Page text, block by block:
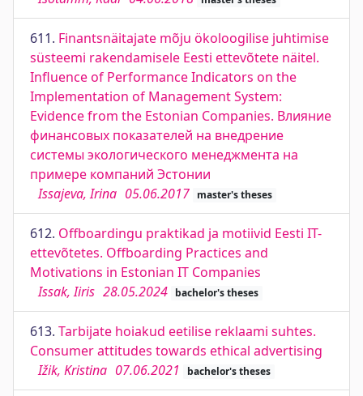
611. Finantsnäitajate mõju ökoloogilise juhtimise
süsteemi rakendamisele Eesti ettevõtete näitel.
Influence of Performance Indicators on the
Implementation of Management System:
Evidence from the Estonian Companies. Влияние
финансовых показателей на внедрение
системы экологического менеджмента на
примере компаний Эстонии
Issajeva, Irina 05.06.2017 master's theses
612. Offboardingu praktikad ja motiivid Eesti IT-
ettevõtetes. Offboarding Practices and
Motivations in Estonian IT Companies
Issak, Iiris 28.05.2024 bachelor's theses
613. Tarbijate hoiakud eetilise reklaami suhtes.
Consumer attitudes towards ethical advertising
Ižik, Kristina 07.06.2021 bachelor's theses